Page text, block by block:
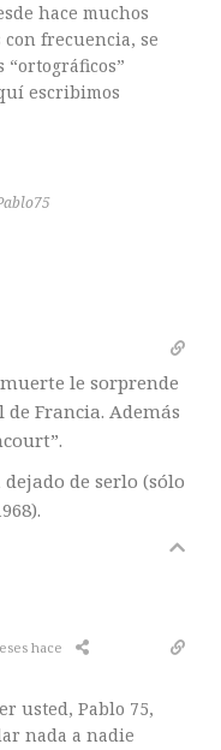
hace muchos
frecuencia, se
“ortográficos”
escribimos
le sorprende
Francia. Además
de serlo (sólo
hace
usted, Pablo 75,
nada a nadie